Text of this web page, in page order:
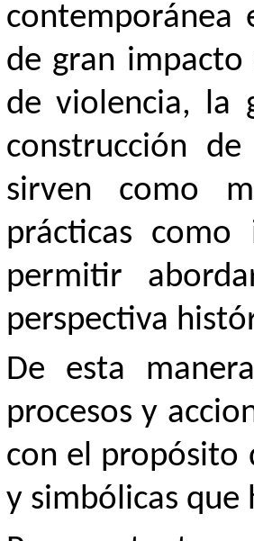
contemporánea
de gran
de violencia, la
construcción
sirven como
prácticas como
permitir
perspectiva
De esta
procesos y
con el propósito
y simbólicas que